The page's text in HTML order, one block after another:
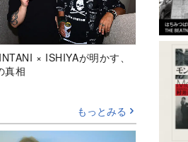
× ISHIYAが明かす、
真相
もっとみる